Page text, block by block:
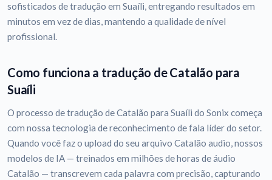
sofisticados de tradução em Suaíli, entregando resultados em
minutos em vez de dias, mantendo a qualidade de nível
profissional.
Como funciona a tradução de Catalão para
Suaíli
O processo de tradução de Catalão para Suaíli do Sonix começa
com nossa tecnologia de reconhecimento de fala líder do setor.
Quando você faz o upload do seu arquivo Catalão audio, nossos
modelos de IA — treinados em milhões de horas de áudio
Catalão — transcrevem cada palavra com precisão, capturando